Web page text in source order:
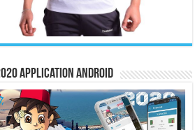
Application Android